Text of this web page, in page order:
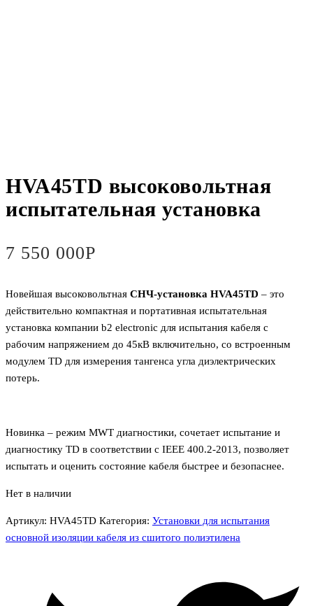
HVA45TD высоковольтная
испытательная установка
7 550 000Р
Новейшая высоковольтная СНЧ-установка HVA45TD – это
действительно компактная и портативная испытательная
установка компании b2 electronic для испытания кабеля с
рабочим напряжением до 45кВ включительно, со встроенным
модулем TD для измерения тангенса угла диэлектрических
потерь.
Новинка – режим MWT диагностики, сочетает испытание и
диагностику TD в соответствии с IEEE 400.2-2013, позволяет
испытать и оценить состояние кабеля быстрее и безопаснее.
Нет в наличии
Артикул: HVA45TD Категория: Установки для испытания
основной изоляции кабеля из сшитого полиэтилена